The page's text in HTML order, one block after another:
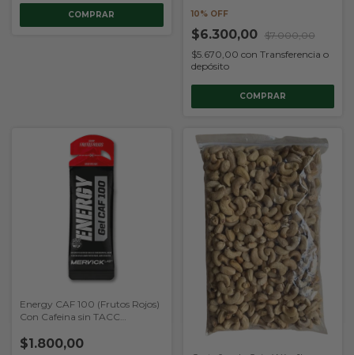
COMPRAR 10% OFF
$6.300,00 $7.000,00
$5.670,00 con Transferencia o
depósito
Energy CAF 100 (Frutos Rojos)
Con Cafeina sin TACC
$1.800,00